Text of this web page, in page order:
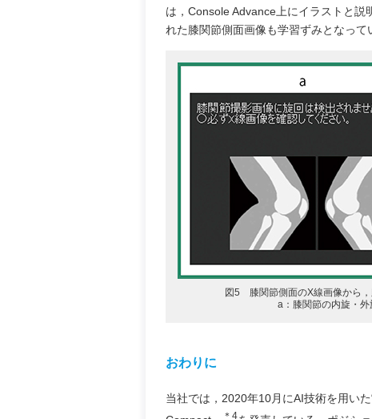
は，Console Advance上にイラストと説
れた膝関節側面画像も学習ずみとなって
図5 膝関節側面のX線画像から，
a：膝関節の内旋・
おわりに
当社では，2020年10月にAI技術を用い
＊4